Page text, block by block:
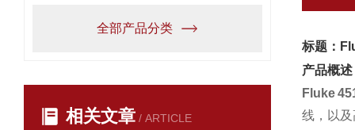
全部产品分类
相关文章 / ARTICLE
标题：
产品概述
Fluke
线，以